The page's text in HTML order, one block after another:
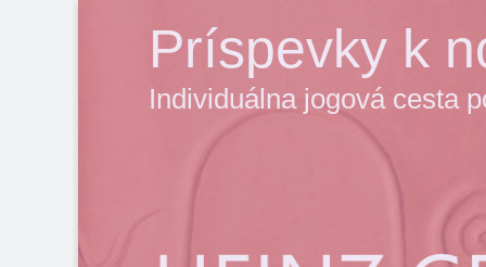
Príspevky k
Individuálna jogová cesta